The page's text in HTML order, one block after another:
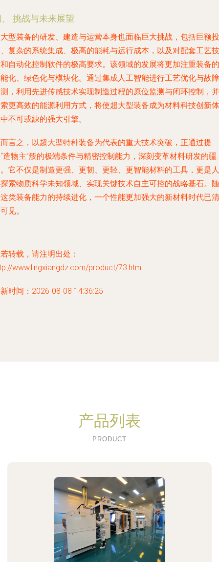
挑战与未来展望
型装备的研发、建造与运营本身也面临巨大挑战，包括巨额投
复杂的系统集成、极高的能耗与运行成本，以及对配套工艺技
自动化控制软件的极高要求。该领域的发展将更加注重装备的
化、绿色化与模块化。通过集成人工智能进行工艺优化与故障
，利用先进传感技术实现制造过程的原位监测与闭环控制，并
更高效的能源利用方式，将使超大型装备成为材料科技创新体
不可或缺的强大引擎。
言之，以超大型特种装备为代表的重大技术突破，正通过提
造物主”般的极端条件与精密控制能力，深刻变革材料研发的疆
它不仅是制造更强、更韧、更轻、更智能材料的工具，更是人
索物质科学未知领域、实现关键技术自主可控的战略基石。随
类装备能力的持续进化，一个性能更加强大的新材料时代已清
见。
转载，请注明出处：
www.lingxiangdz.com/product/73.html
时间：2026-08-08 14:36:25
产品列表
PRODUCT